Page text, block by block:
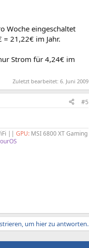
Woche eingeschaltet
21,22€ im Jahr.
Strom für 4,24€ im
Zuletzt bearbeitet: 6. Juni 2009
#5
|| GPU:MSI 6800 XT Gaming
um hier zu antworten.